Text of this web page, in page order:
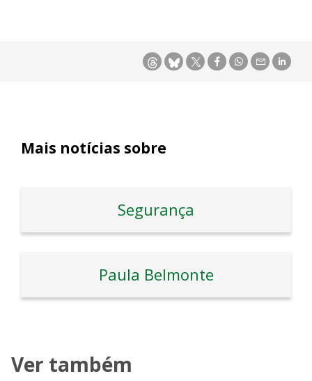
Mais notícias sobre
Segurança
Paula Belmonte
Ver também